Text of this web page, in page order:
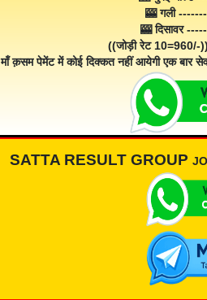
🎰 गली
🎰 दिसावर
((जोड़ी रेट
माँ क़सम पेमेंट में कोई दिक्कत नहीं आयेगी एक बार
SATTA RESULT GROUP